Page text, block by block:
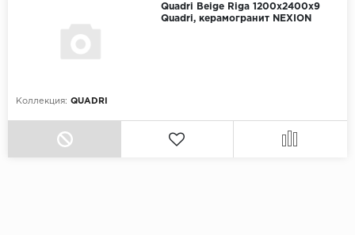
Quadri Beige Riga 1200х2400х9
Quadri, керамогранит NEXION
Коллекция: QUADRI